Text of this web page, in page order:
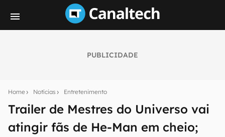
PUBLICIDADE
Home Notícias Entretenimento
Trailer de Mestres do Universo vai
atingir fãs de He-Man em cheio;
notícias e reviews sobre tecnologia em primeira
mão.
E-mail